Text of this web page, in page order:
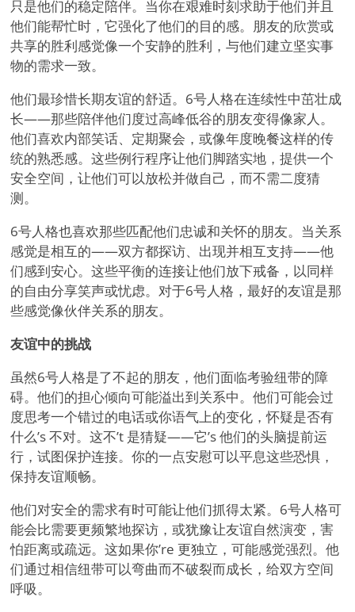
只是他们的稳定陪伴。当你在艰难时刻求助于他们并且
他们能帮忙时，它强化了他们的目的感。朋友的欣赏或
共享的胜利感觉像一个安静的胜利，与他们建立坚实事
物的需求一致。
他们最珍惜长期友谊的舒适。6号人格在连续性中茁壮成
长——那些陪伴他们度过高峰低谷的朋友变得像家人。
他们喜欢内部笑话、定期聚会，或像年度晚餐这样的传
统的熟悉感。这些例行程序让他们脚踏实地，提供一个
安全空间，让他们可以放松并做自己，而不需二度猜
测。
6号人格也喜欢那些匹配他们忠诚和关怀的朋友。当关系
感觉是相互的——双方都探访、出现并相互支持——他
们感到安心。这些平衡的连接让他们放下戒备，以同样
的自由分享笑声或忧虑。对于6号人格，最好的友谊是那
些感觉像伙伴关系的朋友。
友谊中的挑战
虽然6号人格是了不起的朋友，他们面临考验纽带的障
碍。他们的担心倾向可能溢出到关系中。他们可能会过
度思考一个错过的电话或你语气上的变化，怀疑是否有
什么’s 不对。这不’t 是猜疑——它’s 他们的头脑提前运
行，试图保护连接。你的一点安慰可以平息这些恐惧，
保持友谊顺畅。
他们对安全的需求有时可能让他们抓得太紧。6号人格可
能会比需要更频繁地探访，或犹豫让友谊自然演变，害
怕距离或疏远。这如果你’re 更独立，可能感觉强烈。他
们通过相信纽带可以弯曲而不破裂而成长，给双方空间
呼吸。